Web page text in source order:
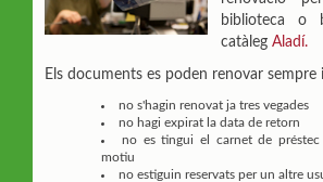
biblioteca o
catàlegAladí.
Els documents es poden renovar sempre
no s'hagin renovat ja tres vegades
no hagi expirat la data de retorn
no es tingui el carnet de
motiu
no estiguin reservats per un altre